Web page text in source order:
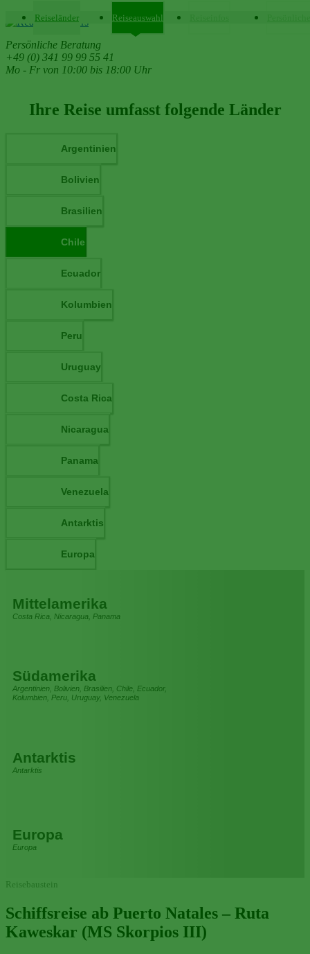
Persönliche Beratung
+49 (0) 341 99 99 55 41
Mo - Fr von 10:00 bis 18:00 Uhr
Reiseländer Reiseauswahl
Ihre Reise umfasst folgende Länder
Argentinien
Bolivien
Brasilien
Chile
Ecuador
Kolumbien
Peru
Uruguay
Costa Rica
Nicaragua
Panama
Venezuela
Antarktis
Europa
Mittelamerika
Costa Rica, Nicaragua, Panama
Südamerika
Argentinien, Bolivien, Brasilien, Chile, Ecuador,
Kolumbien, Peru, Uruguay, Venezuela
Antarktis
Antarktis
Europa
Europa
Reisebaustein
Schiffsreise ab Puerto Natales – Ruta
Kaweskar (MS Skorpios III)